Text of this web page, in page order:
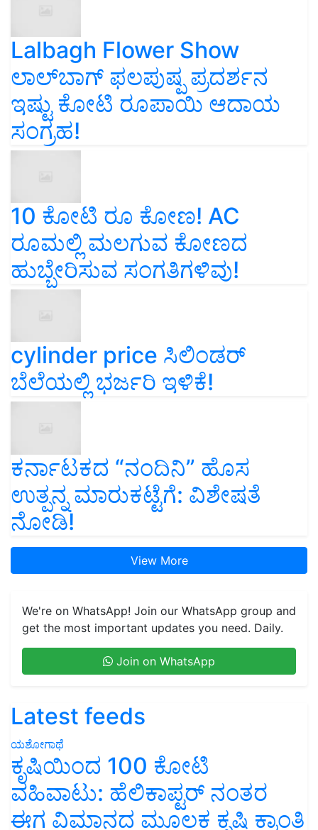
Lalbagh Flower Show
ಲಾಲ್‌ಬಾಗ್ ಫಲಪುಷ್ಪ ಪ್ರದರ್ಶನ
ಇಷ್ಟು ಕೋಟಿ ರೂಪಾಯಿ ಆದಾಯ
ಸಂಗ್ರಹ!
10 ಕೋಟಿ ರೂ ಕೋಣ! AC
ರೂಮಲ್ಲಿ ಮಲಗುವ ಕೋಣದ
ಹುಬ್ಬೇರಿಸುವ ಸಂಗತಿಗಳಿವು!
cylinder price ಸಿಲಿಂಡರ್‌
ಬೆಲೆಯಲ್ಲಿ ಭರ್ಜರಿ ಇಳಿಕೆ!
ಕರ್ನಾಟಕದ “ನಂದಿನಿ” ಹೊಸ
ಉತ್ಪನ್ನ ಮಾರುಕಟ್ಟೆಗೆ: ವಿಶೇಷತೆ
ನೋಡಿ!
View More
We're on WhatsApp! Join our WhatsApp group and
get the most important updates you need. Daily.
Join on WhatsApp
Latest feeds
ಯಶೋಗಾಥೆ
ಕೃಷಿಯಿಂದ 100 ಕೋಟಿ
ವಹಿವಾಟು: ಹೆಲಿಕಾಪ್ಟರ್ ನಂತರ
ಈಗ ವಿಮಾನದ ಮೂಲಕ ಕೃಷಿ ಕ್ರಾಂತಿ